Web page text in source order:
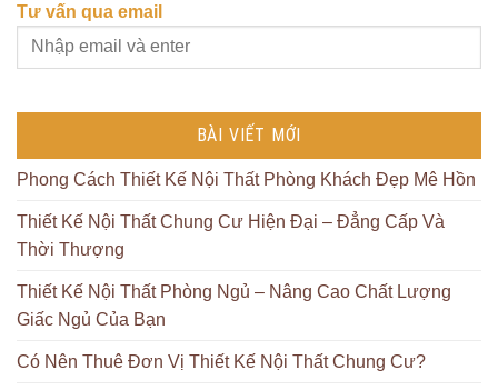
Tư vấn qua email
BÀI VIẾT MỚI
Phong Cách Thiết Kế Nội Thất Phòng Khách Đẹp Mê Hồn
Thiết Kế Nội Thất Chung Cư Hiện Đại – Đẳng Cấp Và
Thời Thượng
Thiết Kế Nội Thất Phòng Ngủ – Nâng Cao Chất Lượng
Giấc Ngủ Của Bạn
Có Nên Thuê Đơn Vị Thiết Kế Nội Thất Chung Cư?